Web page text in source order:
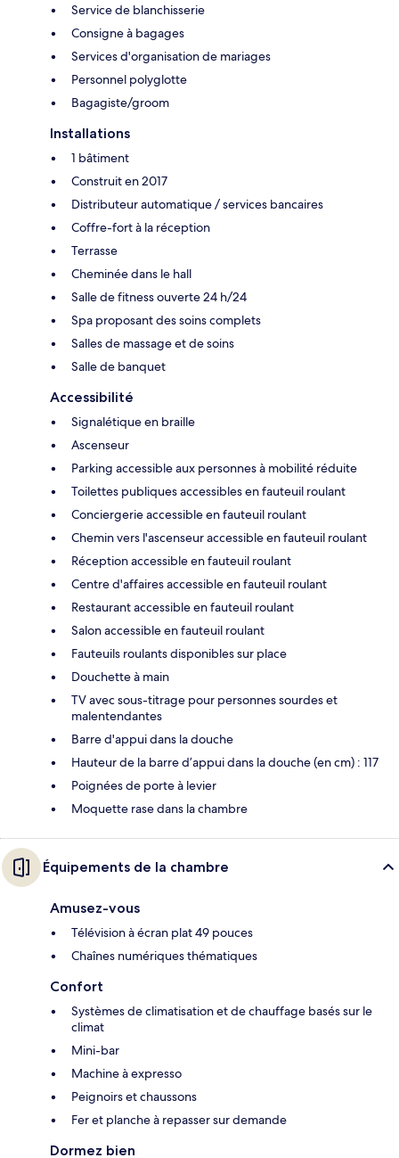
Service de blanchisserie
Consigne à bagages
Services d'organisation de mariages
Personnel polyglotte
Bagagiste/groom
Installations
1 bâtiment
Construit en 2017
Distributeur automatique / services bancaires
Coffre-fort à la réception
Terrasse
Cheminée dans le hall
Salle de fitness ouverte 24 h/24
Spa proposant des soins complets
Salles de massage et de soins
Salle de banquet
Accessibilité
Signalétique en braille
Ascenseur
Parking accessible aux personnes à mobilité réduite
Toilettes publiques accessibles en fauteuil roulant
Conciergerie accessible en fauteuil roulant
Chemin vers l'ascenseur accessible en fauteuil roulant
Réception accessible en fauteuil roulant
Centre d'affaires accessible en fauteuil roulant
Restaurant accessible en fauteuil roulant
Salon accessible en fauteuil roulant
Fauteuils roulants disponibles sur place
Douchette à main
TV avec sous-titrage pour personnes sourdes et
malentendantes
Barre d'appui dans la douche
Hauteur de la barre d’appui dans la douche (en cm) : 117
Poignées de porte à levier
Moquette rase dans la chambre
Équipements de la chambre
Amusez-vous
Télévision à écran plat 49 pouces
Chaînes numériques thématiques
Confort
Systèmes de climatisation et de chauffage basés sur le
climat
Mini-bar
Machine à expresso
Peignoirs et chaussons
Fer et planche à repasser sur demande
Dormez bien